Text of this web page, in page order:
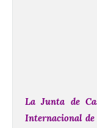
La Junta de
Internacional